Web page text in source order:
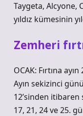
Taygeta, Alcyone,
yıldız kümesinin
Zemheri
OCAK: Fırtına
Ayın sekizinci
12’sinden itibaren
17, 21, 24 ve 25.